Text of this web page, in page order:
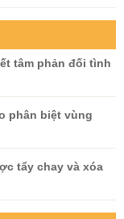
tâm phản đối tình
phân biệt vùng
tẩy chay và xóa